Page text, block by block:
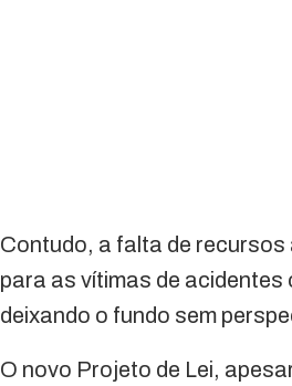
Contudo, a falta de recursos
para as vítimas de
deixando o fundo sem
O novo Projeto de Lei,